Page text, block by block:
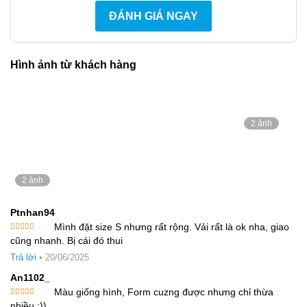
Phù hợp diện khiđi làm, đi chơi, cafe cuối tuần, du lịch,
hoặc tham gia các sự kiện mang tính casual nhẹ
ĐÁNH GIÁ NGAY
Hình ảnh từ khách hàng
2 ảnh
2 ảnh
Ptnhan94
Được xếp
hạng5 5
sao
Mình đặt size S nhưng rất rộng. Vải rất là ok nha, giao
cũng nhanh. Bị cái đó thui
Trả lời • 20/06/2025
An1102_
Được xếp
Màu giống hình, Form cuzng được nhưng chỉ thừa